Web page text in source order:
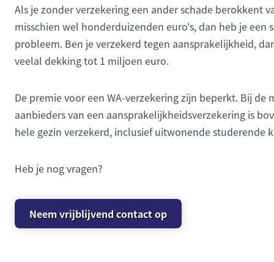
Als je zonder verzekering een ander schade berokkent
misschien wel honderduizenden euro's, dan heb je een
probleem. Ben je verzekerd tegen aansprakelijkheid,
veelal dekking tot 1 miljoen euro.
De premie voor een WA-verzekering zijn beperkt. Bij de
aanbieders van een aansprakelijkheidsverzekering is
hele gezin verzekerd, inclusief uitwonende studerende
Heb je nog vragen?
Neem vrijblijvend contact op